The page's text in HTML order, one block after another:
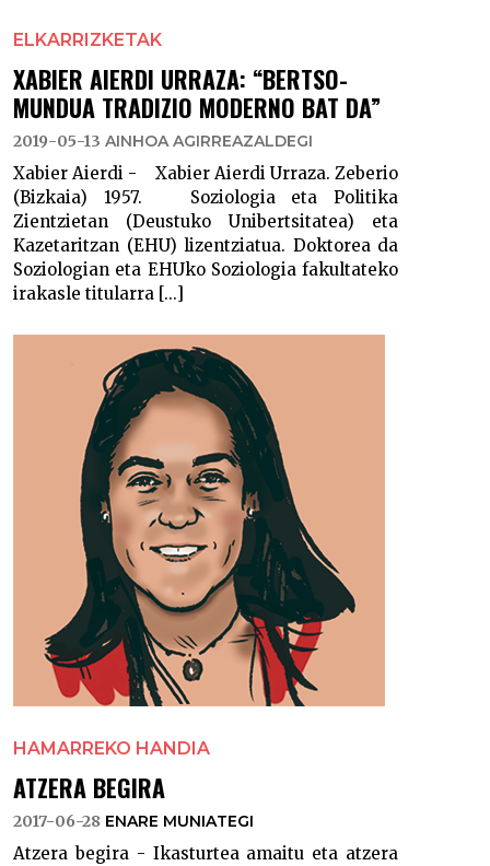
ELKARRIZKETAK
XABIER AIERDI URRAZA: “BERTSO-
MUNDUA TRADIZIO MODERNO BAT DA”
2019-05-13 AINHOA AGIRREAZALDEGI
Xabier Aierdi - Xabier Aierdi Urraza. Zeberio
(Bizkaia) 1957. Soziologia eta Politika
Zientzietan (Deustuko Unibertsitatea) eta
Kazetaritzan (EHU) lizentziatua. Doktorea da
Soziologian eta EHUko Soziologia fakultateko
irakasle titularra [...]
HAMARREKO HANDIA
ATZERA BEGIRA
2017-06-28 ENARE MUNIATEGI
Atzera begira - Ikasturtea amaitu eta atzera